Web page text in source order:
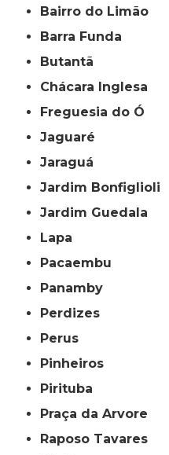
Bairro do Limão
Barra Funda
Butantã
Chácara Inglesa
Freguesia do Ó
Jaguaré
Jaraguá
Jardim Bonfiglioli
Jardim Guedala
Lapa
Pacaembu
Panamby
Perdizes
Perus
Pinheiros
Pirituba
Praça da Arvore
Raposo Tavares